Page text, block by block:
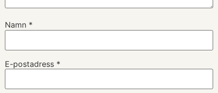
Namn *
E-postadress *